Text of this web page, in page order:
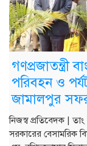
গণপ্রজাতন্ত্রী
পরিবহন ও
জামালপুর
নিজস্ব প্রতিবেদক |
সরকারের বেসামরিক